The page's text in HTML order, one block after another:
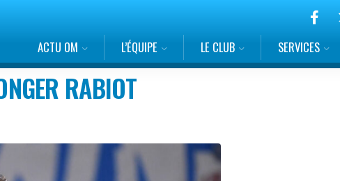
ACTU OM L’ÉQUIPE LE CLUB SERVICES
RABIOT